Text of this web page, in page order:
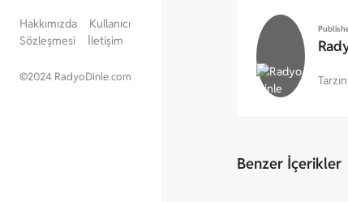
Hakkımızda
Kullanıcı
Sözleşmesi
İletişim
©2024 RadyoDinle.com
Benzer İçerikler